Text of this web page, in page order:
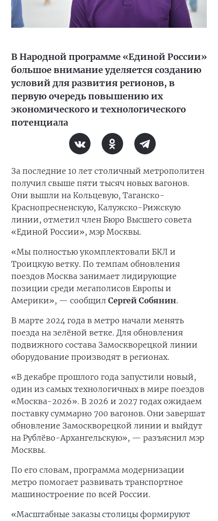
В Народной программе «Единой России»
большое внимание уделяется созданию
условий для развития регионов, в
первую очередь повышению их
экономического и технологического
потенциала
За последние 10 лет столичный метрополитен
получил свыше пяти тысяч новых вагонов.
Они вышли на Кольцевую, Таганско-
Краснопресненскую, Калужско-Рижскую
линии, отметил член Бюро Высшего совета
«Единой России», мэр Москвы.
«Мы полностью укомплектовали БКЛ и
Троицкую ветку. По темпам обновления
поездов Москва занимает лидирующие
позиции среди мегаполисов Европы и
Америки», — сообщил Сергей Собянин.
В марте 2024 года в метро начали менять
поезда на зелёной ветке. Для обновления
подвижного состава Замоскворецкой линии
оборудование производят в регионах.
«В декабре прошлого года запустили новый,
один из самых технологичных в мире поездов
«Москва-2026». В 2026 и 2027 годах ожидаем
поставку суммарно 700 вагонов. Они завершат
обновление Замоскворецкой линии и выйдут
на Рублёво-Архангельскую», — разъяснил мэр
Москвы.
По его словам, программа модернизации
метро помогает развивать транспортное
машиностроение по всей России.
«Масштабные заказы столицы формируют